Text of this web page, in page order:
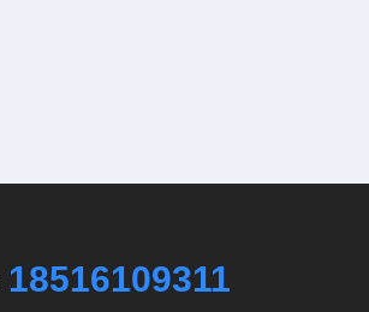
18516109311